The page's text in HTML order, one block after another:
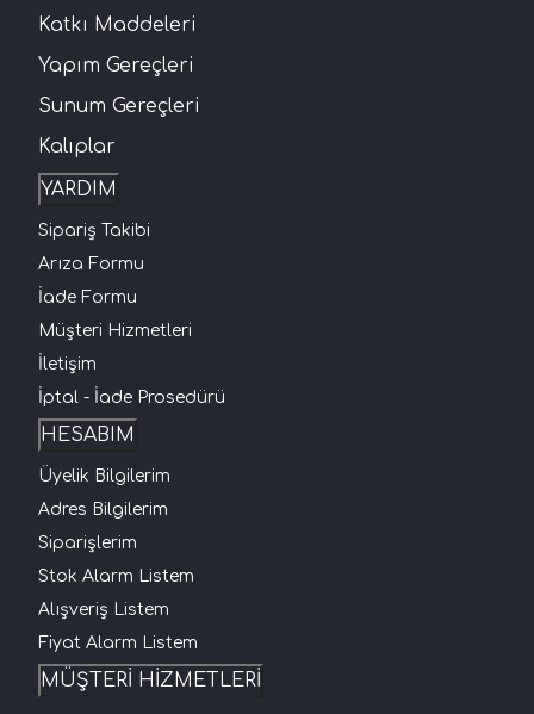
Katkı Maddeleri
Yapım Gereçleri
Sunum Gereçleri
Kalıplar
YARDIM
Sipariş Takibi
Arıza Formu
İade Formu
Müşteri Hizmetleri
İletişim
İptal - İade Prosedürü
HESABIM
Üyelik Bilgilerim
Adres Bilgilerim
Siparişlerim
Stok Alarm Listem
Alışveriş Listem
Fiyat Alarm Listem
MÜŞTERİ HİZMETLERİ